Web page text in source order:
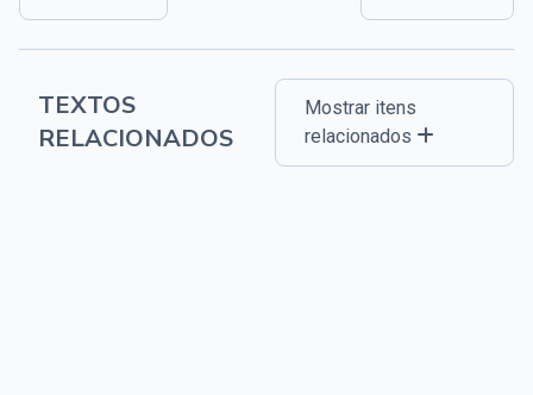
TEXTOS
RELACIONADOS
Mostrar itens
relacionados